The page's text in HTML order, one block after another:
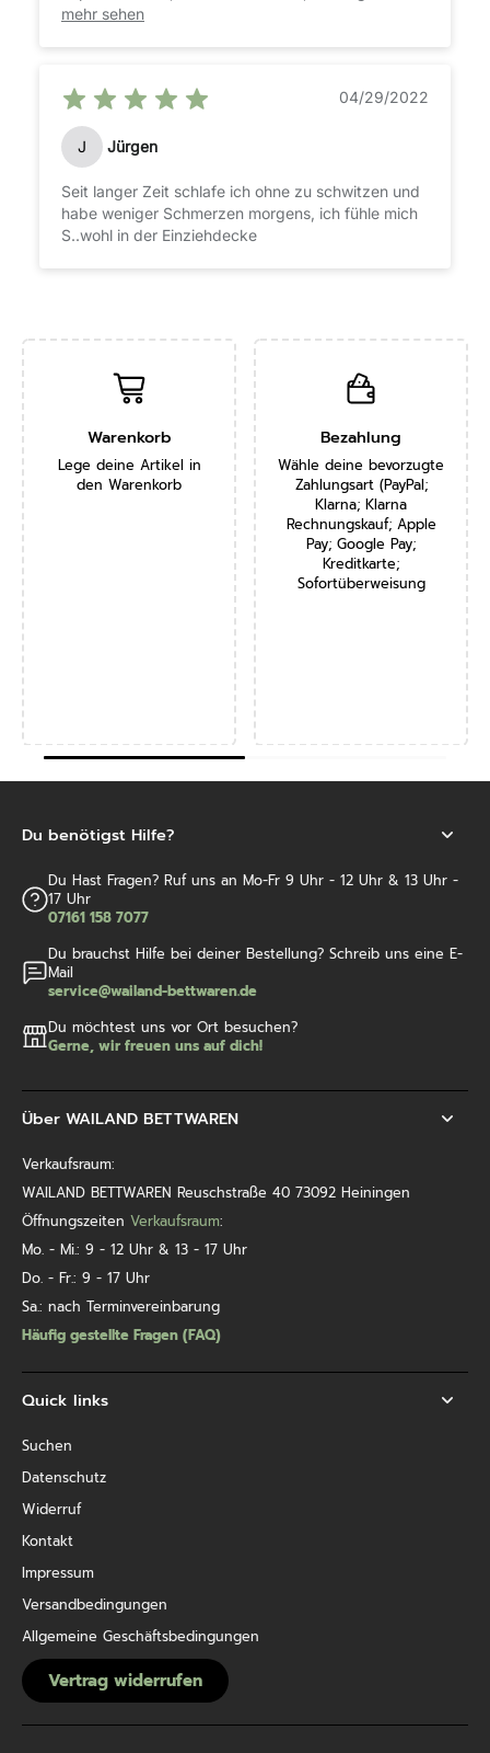
ist damit man nicht schwitzt und kuschelig bequem
wir uns mit dieser Decke (200x200cm) beide
super wohl. Klare Kaufempfehlung!
mehr sehen
04/29/2022
J Jürgen
Seit langer Zeit schlafe ich ohne zu schwitzen und
habe weniger Schmerzen morgens, ich fühle mich
S..wohl in der Einziehdecke
Warenkorb
Lege deine Artikel in
den Warenkorb
Bezahlung
Wähle deine bevorzugte
Zahlungsart (PayPal;
Klarna; Klarna
Rechnungskauf; Apple
Pay; Google Pay;
Kreditkarte;
Sofortüberweisung
Du benötigst Hilfe?
Du Hast Fragen? Ruf uns an Mo-Fr 9 Uhr - 12 Uhr & 13 Uhr -
17 Uhr
07161 158 7077
Du brauchst Hilfe bei deiner Bestellung? Schreib uns eine E-
Mail
service@wailand-bettwaren.de
Du möchtest uns vor Ort besuchen?
Gerne, wir freuen uns auf dich!
Über WAILAND BETTWAREN
Verkaufsraum:
WAILAND BETTWAREN Reuschstraße 40 73092 Heiningen
Öffnungszeiten Verkaufsraum:
Mo. - Mi.: 9 - 12 Uhr & 13 - 17 Uhr
Do. - Fr.: 9 - 17 Uhr
Sa.: nach Terminvereinbarung
Häufig gestellte Fragen (FAQ)
Quick links
Suchen
Datenschutz
Widerruf
Kontakt
Impressum
Versandbedingungen
Allgemeine Geschäftsbedingungen
Vertrag widerrufen